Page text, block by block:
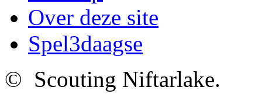
Over deze site
Spel3daagse
© Scouting Niftarlake.